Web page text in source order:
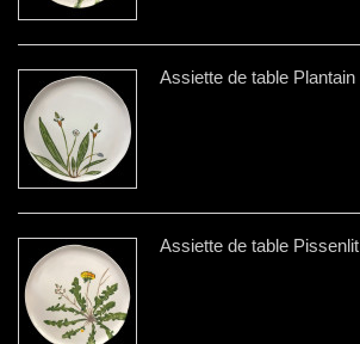
Assiette de table Plantain
Assiette de table Pissenlit